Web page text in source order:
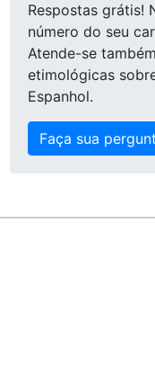
Respostas grátis!
número do seu
Atende-se
etimológicas
Espanhol.
Faça sua